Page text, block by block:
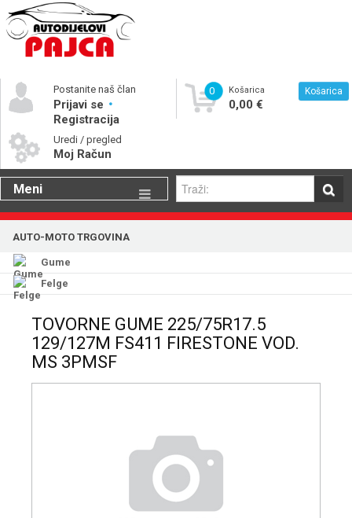
Postanite naš član
Prijavi se
Registracija
Uredi / pregled
Moj Račun
0 Košarica
0,00 €
Košarica
Meni
Gume
Katalog rezervnih dijelova
AUTO-MOTO TRGOVINA
Gume
Felge
TOVORNE GUME 225/75R17.5
129/127M FS411 FIRESTONE VOD.
MS 3PMSF